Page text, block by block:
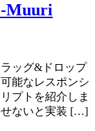
Muuri
ッグ&ドロップ
能なレスポンシ
プトを紹介しま
せないと実装 […]